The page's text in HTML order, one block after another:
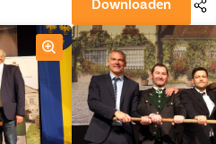
Downloaden